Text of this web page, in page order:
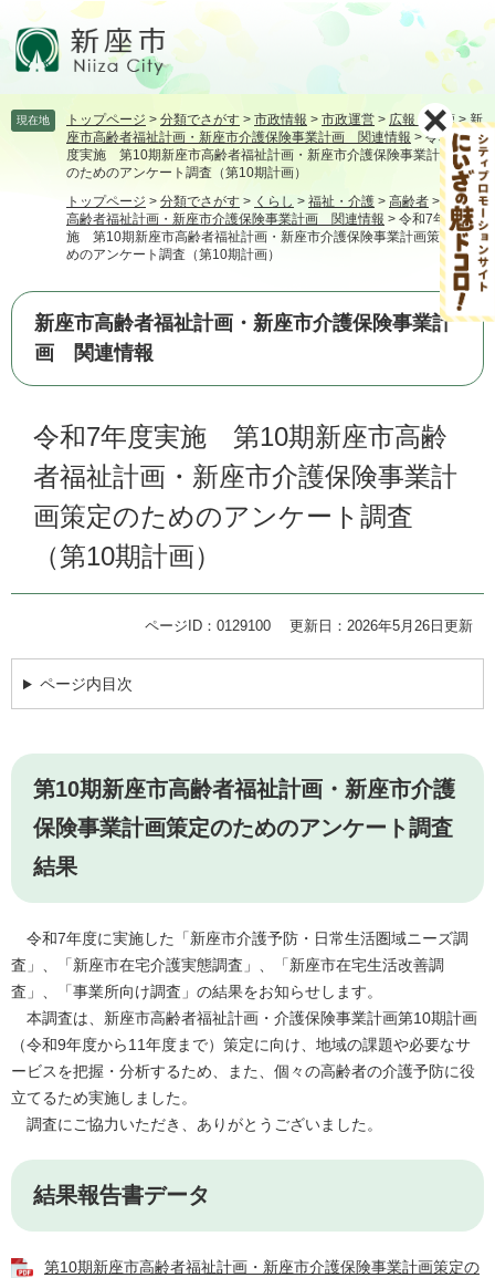
頭飛 現在地 トップページ > 分類でさがす > 市政情報 > 市政運営 > 広報・広聴 >新
座市高齢者福祉計画・新座市介護保険事業計画 関連情報 >令和7年
度実施 第10期新座市高齢者福祉計画・新座市介護保険事業計画策定
のためのアンケート調査（第10期計画）
トップページ > 分類でさがす > くらし > 福祉・介護 > 高齢者 >新座市
高齢者福祉計画・新座市介護保険事業計画 関連情報 > 令和7年度実
施 第10期新座市高齢者福祉計画・新座市介護保険事業計画策定のた
めのアンケート調査（第10期計画）
新座市高齢者福祉計画・新座市介護保険事業計
画 関連情報
令和7年度実施 第10期新座市高齢
者福祉計画・新座市介護保険事業計
画策定のためのアンケート調査
（第10期計画）
ページID：0129100 更新日：2026年5月26日更新
ページ内目次
第10期新座市高齢者福祉計画・新座市介護
保険事業計画策定のためのアンケート調査
結果
令和7年度に実施した「新座市介護予防・日常生活圏域ニーズ調
査」、「新座市在宅介護実態調査」、「新座市在宅生活改善調
査」、「事業所向け調査」の結果をお知らせします。
本調査は、新座市高齢者福祉計画・介護保険事業計画第10期計画
（令和9年度から11年度まで）策定に向け、地域の課題や必要なサ
ービスを把握・分析するため、また、個々の高齢者の介護予防に役
立てるため実施しました。
調査にご協力いただき、ありがとうございました。
結果報告書データ
第10期新座市高齢者福祉計画・新座市介護保険事業計画策定の